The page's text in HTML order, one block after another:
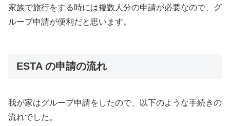
家族で旅行をする時には複数人分の申請が必要なので、グ
ループ申請が便利だと思います。
ESTA の申請の流れ
我が家はグループ申請をしたので、以下のような手続きの
流れでした。